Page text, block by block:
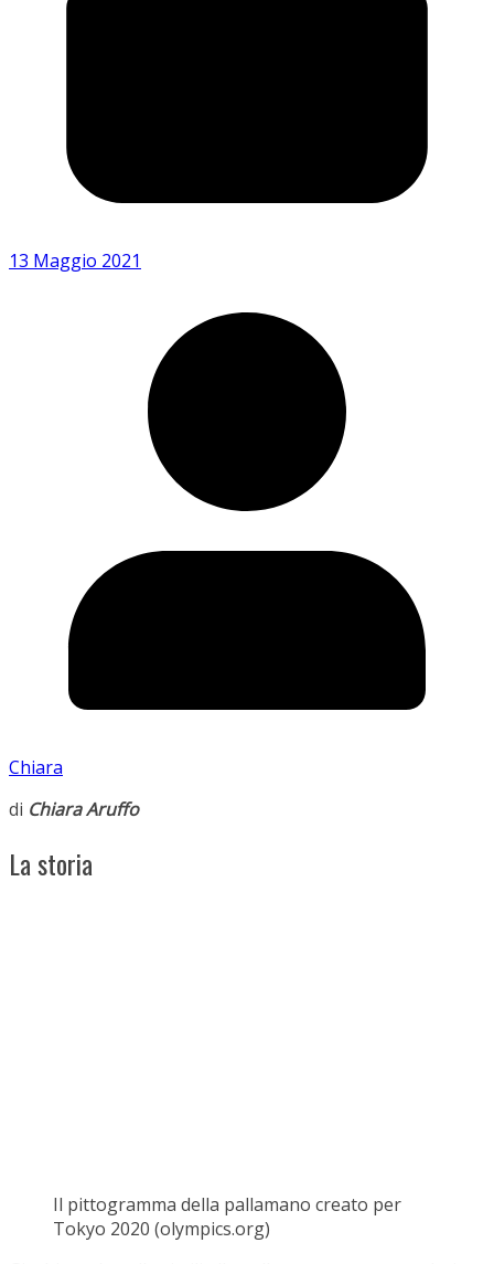
13 Maggio 2021
Chiara
di Chiara Aruffo
La storia
Il pittogramma della pallamano creato per
Tokyo 2020 (olympics.org)